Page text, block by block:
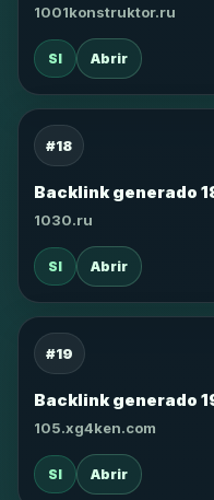
1001konstruktor.ru
SI Abrir
#18
Backlink generado
1030.ru
SI Abrir
#19
Backlink generado
105.xg4ken.com
SI Abrir